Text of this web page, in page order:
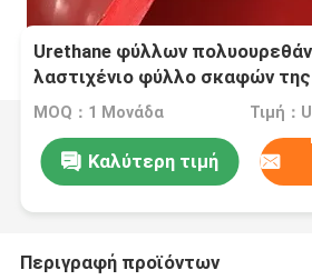
Urethane φύλλων
λαστιχένιο φύλλο σκαφών
αντίκτυπου
MOQ：1 Μονάδα
Καλύτερη τιμή
Περιγραφή προϊόντων